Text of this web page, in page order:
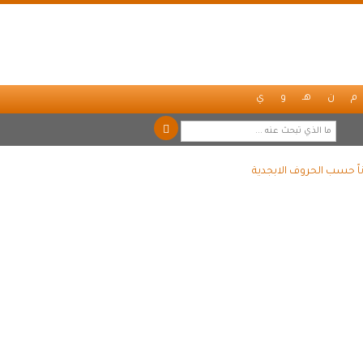
م ن هـ و ي
حسب الحروف الابجدية